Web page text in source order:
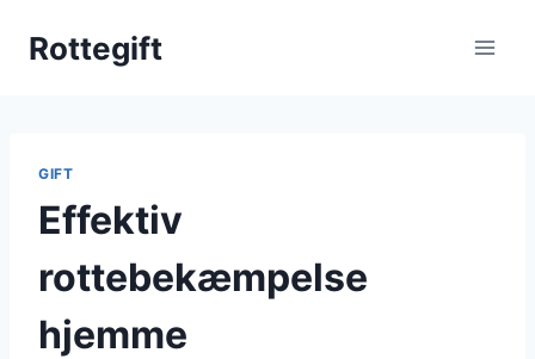
Rottegift
GIFT
Effektiv
rottebekæmpelse
hjemme